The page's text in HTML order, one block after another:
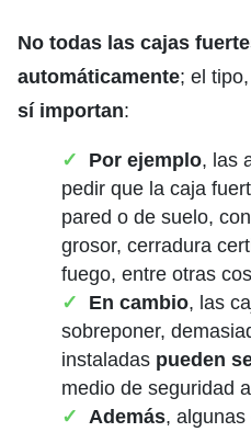
No todas las cajas
automáticamente; el
sí importan:
Por ejemplo, las
pedir que la caja
pared o de suelo,
grosor, cerradura
fuego, entre otras
En cambio, las
sobreponer,
instaladas pueden
medio de seguridad
Además,